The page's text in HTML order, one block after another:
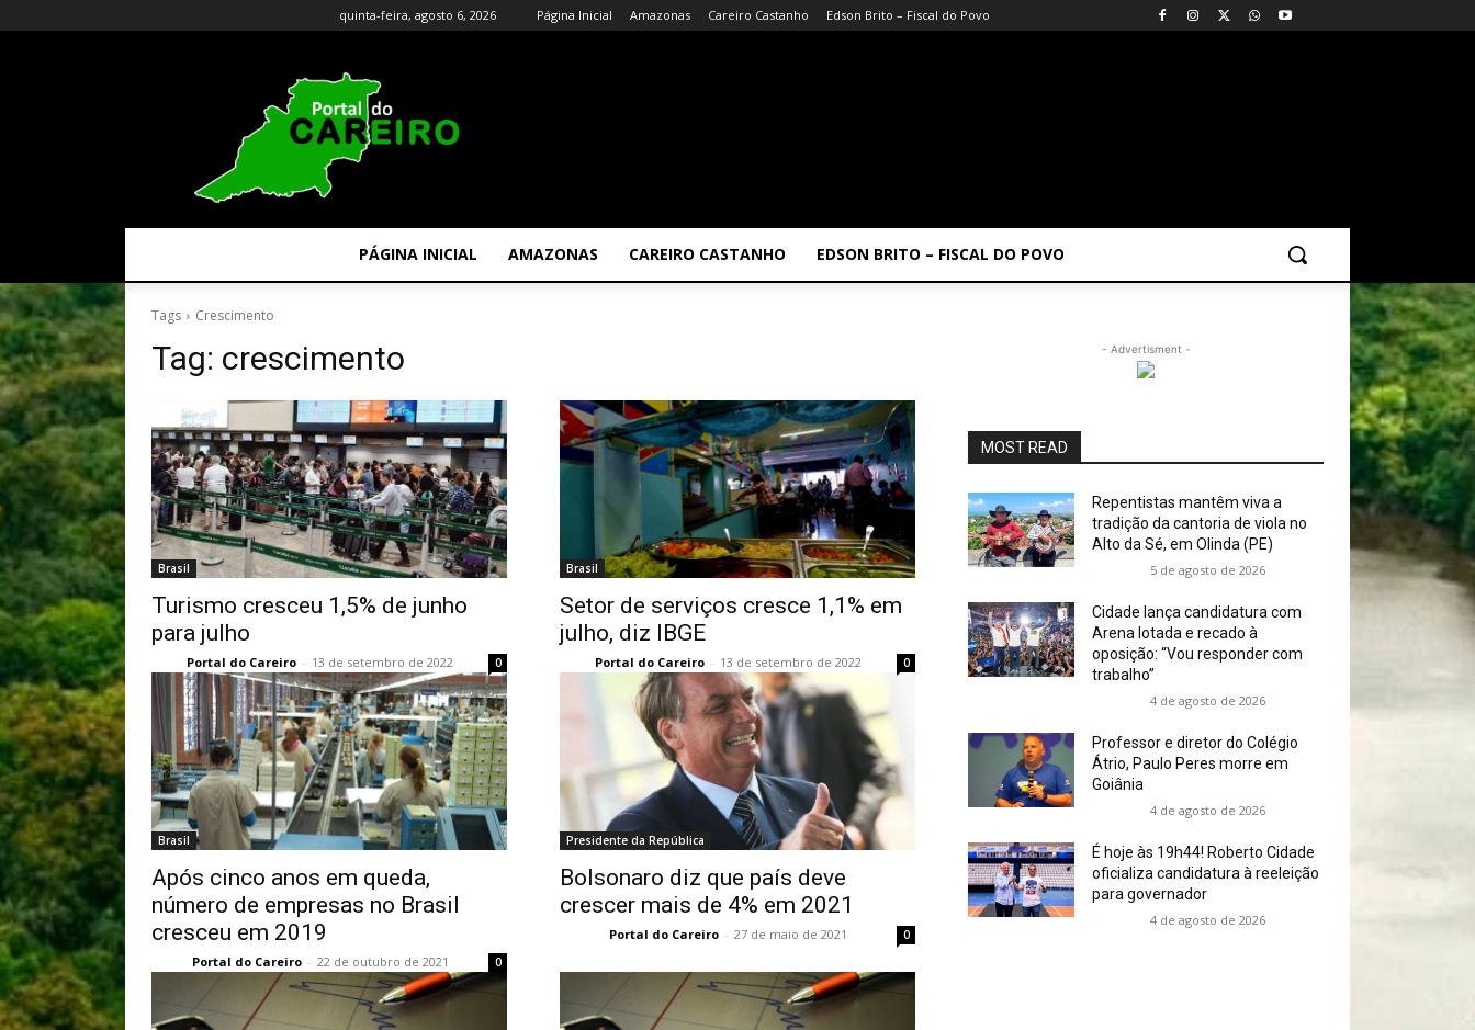
quinta-feira, agosto 6, 2026 Página Inicial Amazonas Careiro Castanho Edson Brito – Fiscal do Povo
PÁGINA INICIAL AMAZONAS CAREIRO CASTANHO EDSON BRITO – FISCAL DO POVO
Tags Crescimento
Tag: crescimento
Brasil
Turismo cresceu 1,5% de junho
para julho
Portal do Careiro - 13 de setembro de 2022 0
Brasil
Setor de serviços cresce 1,1% em
julho, diz IBGE
Portal do Careiro - 13 de setembro de 2022 0
Brasil
Após cinco anos em queda,
número de empresas no Brasil
cresceu em 2019
Portal do Careiro - 22 de outubro de 2021 0
Presidente da República
Bolsonaro diz que país deve
crescer mais de 4% em 2021
Portal do Careiro - 27 de maio de 2021 0
- Advertisment -
MOST READ
Repentistas mantêm viva a
tradição da cantoria de viola no
Alto da Sé, em Olinda (PE)
5 de agosto de 2026
Cidade lança candidatura com
Arena lotada e recado à
oposição: “Vou responder com
trabalho”
4 de agosto de 2026
Professor e diretor do Colégio
Átrio, Paulo Peres morre em
Goiânia
4 de agosto de 2026
É hoje às 19h44! Roberto Cidade
oficializa candidatura à reeleição
para governador
4 de agosto de 2026